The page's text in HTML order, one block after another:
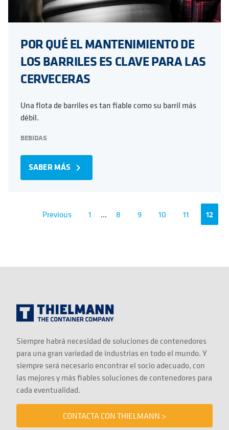
POR QUÉ EL MANTENIMIENTO DE
LOS BARRILES ES CLAVE PARA LAS
CERVECERAS
Una flota de barriles es tan fiable como su barril más
débil.
BEBIDAS
SABER MÁS navigate_next
Previous 1 ... 8 9 10 11 12
Siempre habrá necesidad de soluciones de contenedores
para una gran variedad de industrias en todo el mundo. Y
siempre será necesario encontrar el socio adecuado, con
las mejores y más fiables soluciones de contenedores para
cada eventualidad.
CONTACTA CON THIELMANN >